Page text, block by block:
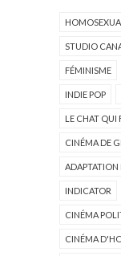
STUDIO
FÉMINISME
INDIE POP
LE CHAT QUI
CINÉMA DE
ADAPTATION
INDICATOR
CINÉMA
CINÉMA